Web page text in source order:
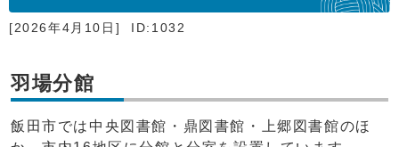
[2026年4月10日] ID:1032
羽場分館
飯田市では中央図書館・鼎図書館・上郷図書館のほ